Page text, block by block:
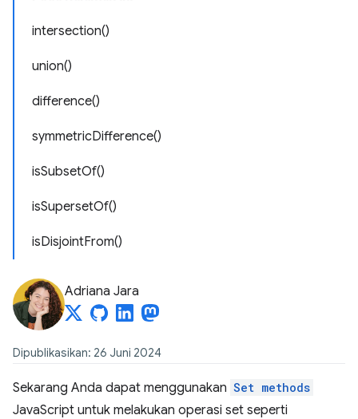
intersection()
union()
difference()
symmetricDifference()
isSubsetOf()
isSupersetOf()
isDisjointFrom()
Adriana Jara
Dipublikasikan: 26 Juni 2024
Sekarang Anda dapat menggunakan Set methods
JavaScript untuk melakukan operasi set seperti